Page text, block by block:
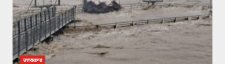
उत्तराखण्ड